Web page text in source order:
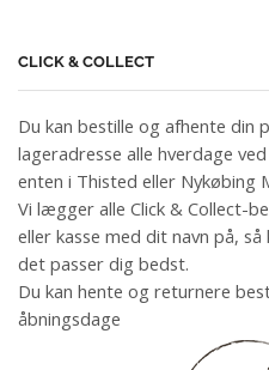
CLICK & COLLECT
Du kan bestille og afhente din
lageradresse alle hverdage
enten i Thisted eller Nykøbing
Vi lægger alle Click & Collect-
eller kasse med dit navn på,
det passer dig bedst.
Du kan hente og returnere
åbningsdage